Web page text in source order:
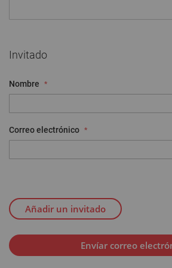
Invitado
Nombre
Correo electrónico
Añadir un invitado
Envíar correo